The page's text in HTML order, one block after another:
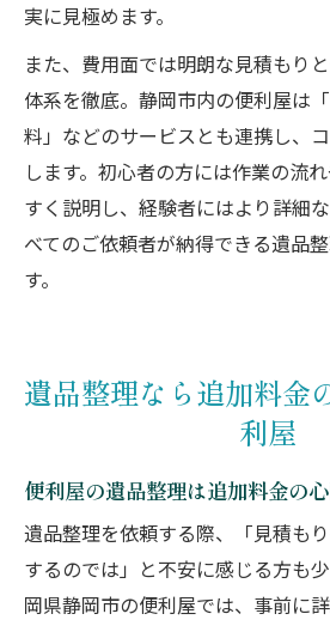
実に見極めます。
また、費用面では明朗な見積もり
体系を徹底。静岡市内の便利屋は
料」などのサービスとも連携し、
します。初心者の方には作業の流
すく説明し、経験者にはより詳細
べてのご依頼者が納得できる遺品
す。
遺品整理なら追加料金
利屋
便利屋の遺品整理は追加料金の
遺品整理を依頼する際、「見積も
するのでは」と不安に感じる方も
岡県静岡市の便利屋では、事前に